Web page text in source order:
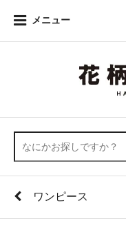
メニュー
ワンピース